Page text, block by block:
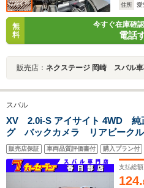
住所
愛
無
料
今すぐ在庫確
電話
販売店： ネクステージ 岡崎 スバル
スバル
XV 2.0i-S アイサイト 4WD 純
グ バックカメラ リアビーク
Bluetooth スマートキー パ
クルーズコントロール アイサ
ストップ
販売店保証 車両品質評価書付 購入プラン付
支払総額
124.